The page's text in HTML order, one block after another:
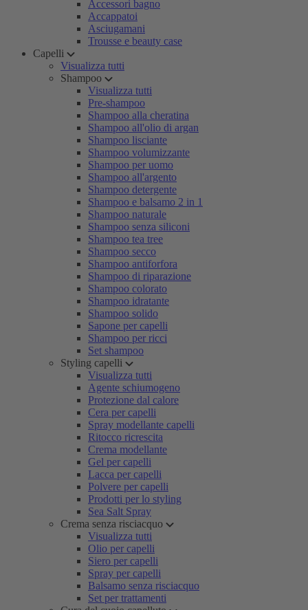
Accessori bagno
Accappatoi
Asciugamani
Trousse e beauty case
Capelli
Visualizza tutti
Shampoo
Visualizza tutti
Pre-shampoo
Shampoo alla cheratina
Shampoo all'olio di argan
Shampoo lisciante
Shampoo volumizzante
Shampoo per uomo
Shampoo all'argento
Shampoo detergente
Shampoo e balsamo 2 in 1
Shampoo naturale
Shampoo senza siliconi
Shampoo tea tree
Shampoo secco
Shampoo antiforfora
Shampoo di riparazione
Shampoo colorato
Shampoo idratante
Shampoo solido
Sapone per capelli
Shampoo per ricci
Set shampoo
Styling capelli
Visualizza tutti
Agente schiumogeno
Protezione dal calore
Cera per capelli
Spray modellante capelli
Ritocco ricrescita
Crema modellante
Gel per capelli
Lacca per capelli
Polvere per capelli
Prodotti per lo styling
Sea Salt Spray
Crema senza risciacquo
Visualizza tutti
Olio per capelli
Siero per capelli
Spray per capelli
Balsamo senza risciacquo
Set per trattamenti